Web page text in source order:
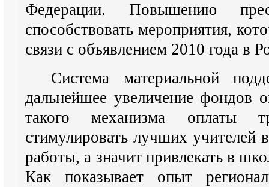
Федерации. Повышению
способствовать мероприятия,
связи с объявлением 2010 года в
Система материальной
дальнейшее увеличение фондов
такого механизма оплаты
стимулировать лучших учителей
работы, а значит привлекать в
Как показывает опыт